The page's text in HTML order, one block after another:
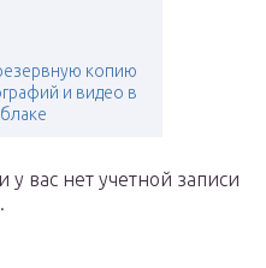
копию
и видео в
у вас нет учетной записи